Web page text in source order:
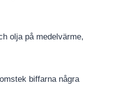
olja på medelvärme,
biffarna några